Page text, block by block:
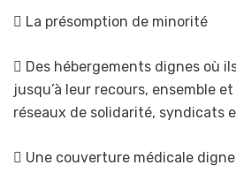
 La présomption de minorité
 Des hébergements dignes où
jusqu’à leur recours, ensemble
réseaux de solidarité, syndicats
 Une couverture médicale digne